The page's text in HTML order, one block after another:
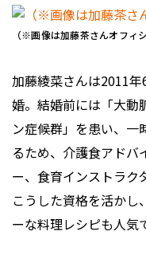
（※画像は加藤茶さんオフィ
加藤綾菜さんは2011
婚。結婚前には「大動
ン症候群」を患い、一
るため、介護食アドバ
ー、食育インストラク
こうした資格を活か
ーな料理レシピも人気